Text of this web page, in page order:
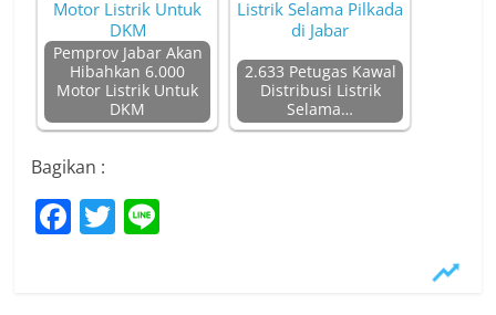
Pemprov Jabar Akan
Hibahkan 6.000
Motor Listrik Untuk
DKM
2.633 Petugas Kawal
Distribusi Listrik
Selama…
Bagikan :
F T